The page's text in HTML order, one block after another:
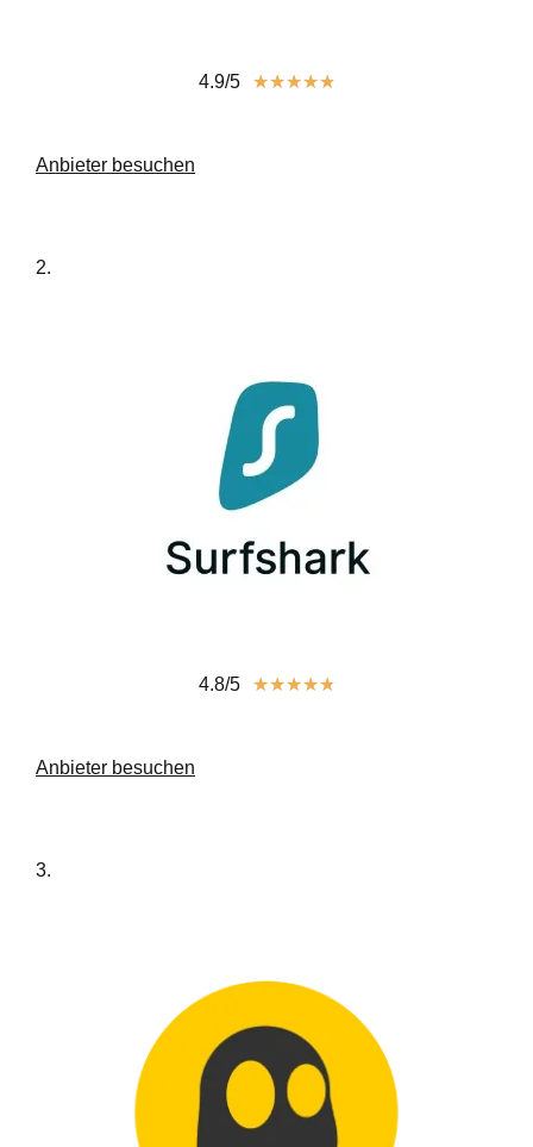
4.9/5 ★★★★★
Anbieter besuchen
2.
4.8/5 ★★★★★
Anbieter besuchen
3.